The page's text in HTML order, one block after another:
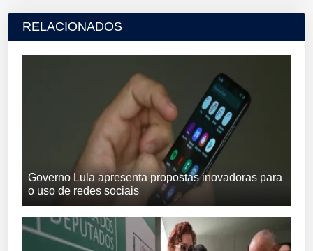
RELACIONADOS
Governo Lula apresenta propostas inovadoras para
o uso de redes sociais